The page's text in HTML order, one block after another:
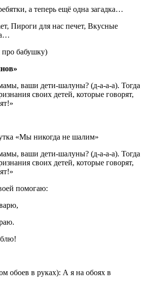
а теперь ещё одна загадка…
Пироги для нас печет, Вкусные
про бабушку)
ваши дети-шалуны? (д-а-а-а). Тогда
своих детей, которые говорят,
«Мы никогда не шалим»
ваши дети-шалуны? (д-а-а-а). Тогда
своих детей, которые говорят,
помогаю:
обоев в руках): А я на обоях в